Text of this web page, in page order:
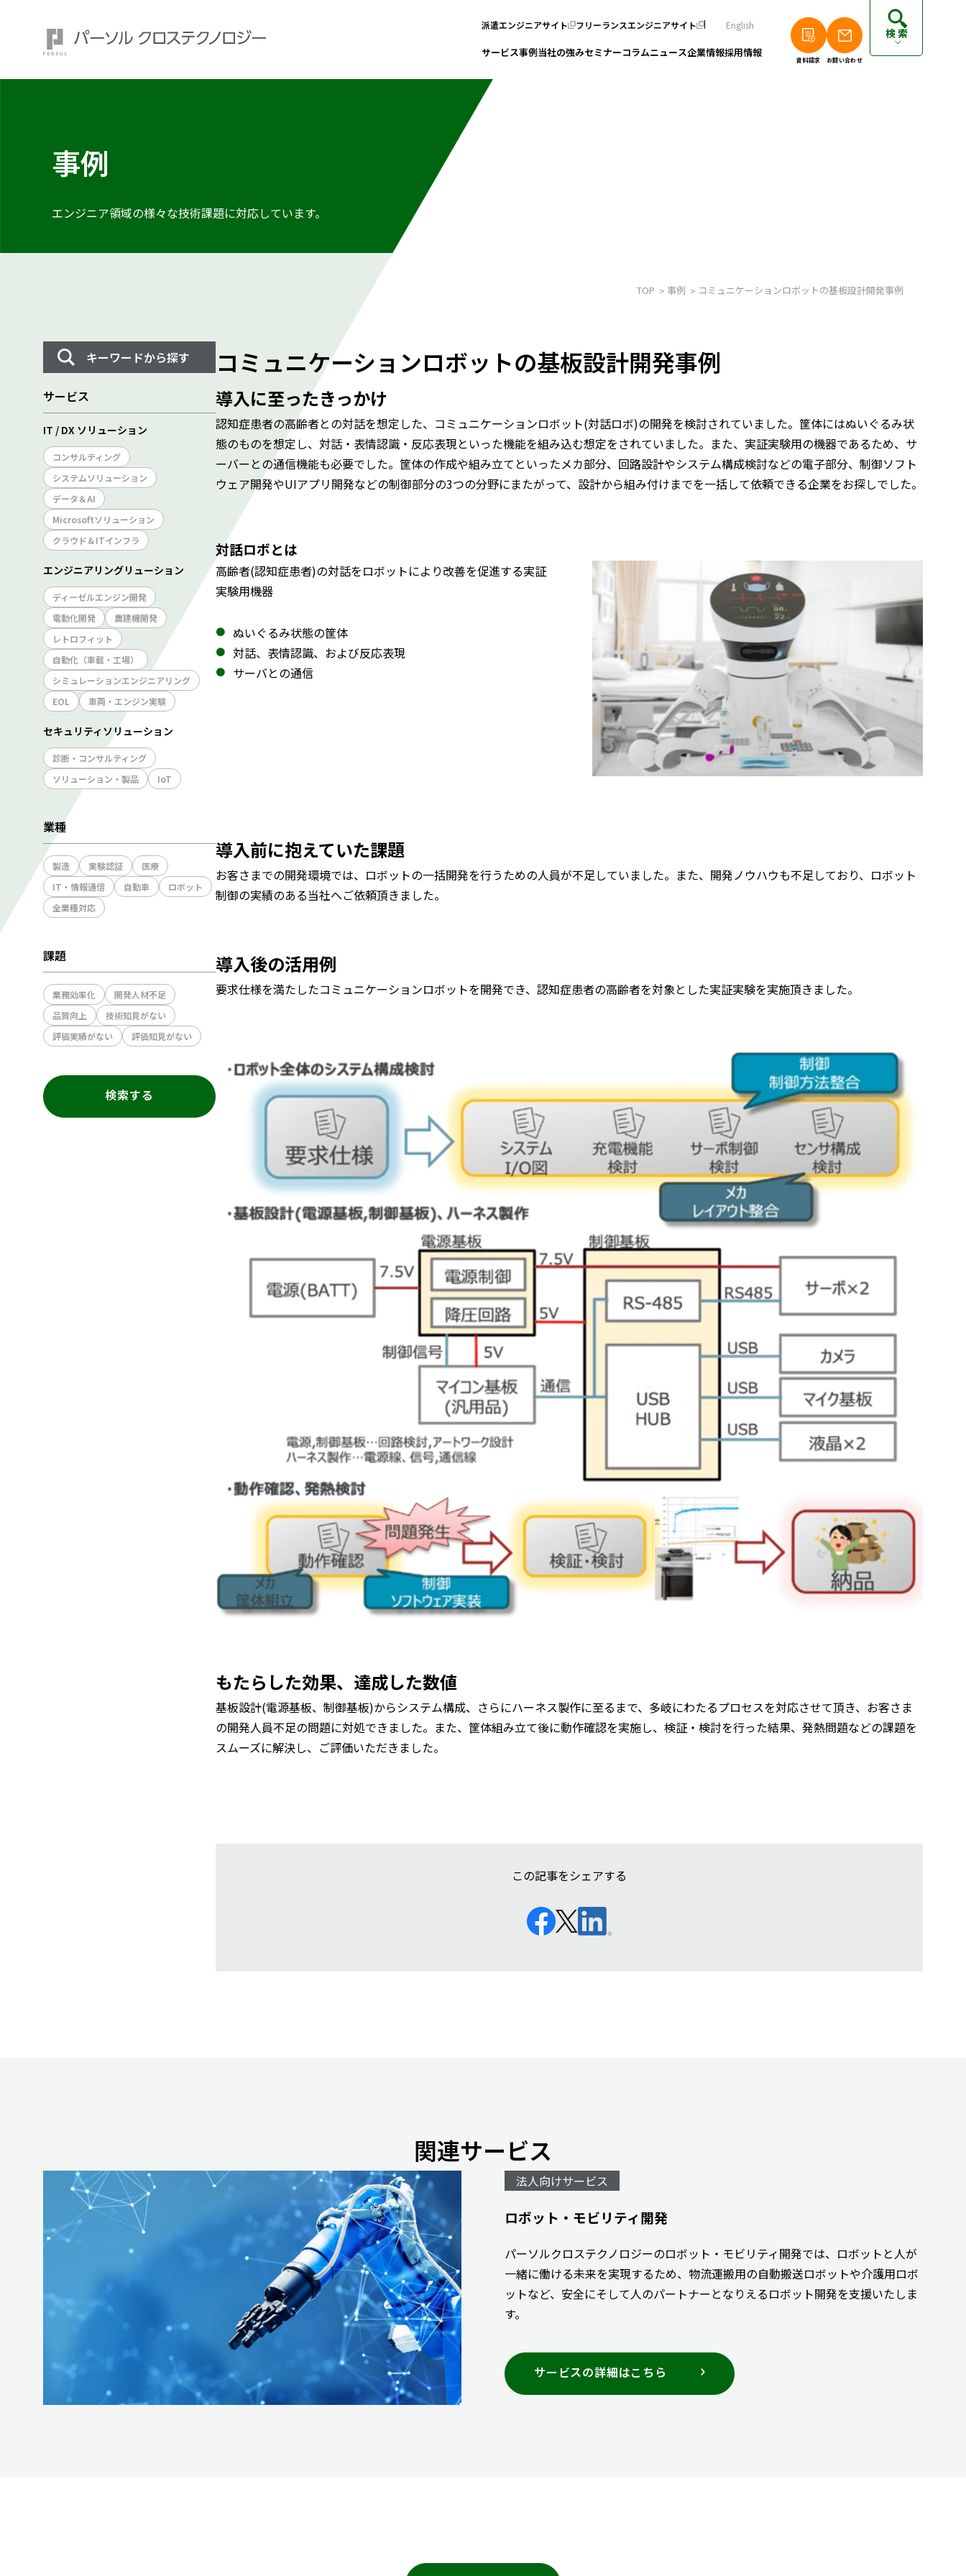
派遣エンジニアサイト フリーランスエンジニアサイト English
サービス事例当社の強みセミナーコラムニュース企業情報採用情報
資料請求 お問い合わせ
検索
事例
エンジニア領域の様々な技術課題に対応しています。
TOP 事例 コミュニケーションロボットの基板設計開発事例
キーワードから探す
サービス
IT / DX ソリューション
コンサルティング
システムソリューション
データ＆AI
Microsoftソリューション
クラウド＆ITインフラ
エンジニアリングリューション
ディーゼルエンジン開発
電動化開発
農建機開発
レトロフィット
自動化（車載・工場）
シミュレーションエンジニアリング
EOL
車両・エンジン実験
セキュリティソリューション
診断・コンサルティング
ソリューション・製品
IoT
業種
製造 実験認証
医療
IT・情報通信
自動車
ロボット
全業種対応
課題
業務効率化
開発人材不足
品質向上
技術知見がない
評価実績がない
評価知見がない
検索する
コミュニケーションロボットの基板設計開発事例
導入に至ったきっかけ
認知症患者の高齢者との対話を想定した、コミュニケーションロボット(対話ロボ)の開発を検討されていました。筐体にはぬいぐるみ状
態のものを想定し、対話・表情認識・反応表現といった機能を組み込む想定をされていました。また、実証実験用の機器であるため、サ
ーバーとの通信機能も必要でした。筐体の作成や組み立てといったメカ部分、回路設計やシステム構成検討などの電子部分、制御ソフト
ウェア開発やUIアプリ開発などの制御部分の3つの分野にまたがって、設計から組み付けまでを一括して依頼できる企業をお探しでした。
対話ロボとは
高齢者(認知症患者)の対話をロボットにより改善を促進する実証
実験用機器
ぬいぐるみ状態の筐体
対話、表情認識、および反応表現
サーバとの通信
導入前に抱えていた課題
お客さまでの開発環境では、ロボットの一括開発を行うための人員が不足していました。また、開発ノウハウも不足しており、ロボット
制御の実績のある当社へご依頼頂きました。
導入後の活用例
要求仕様を満たしたコミュニケーションロボットを開発でき、認知症患者の高齢者を対象とした実証実験を実施頂きました。
もたらした効果、達成した数値
基板設計(電源基板、制御基板)からシステム構成、さらにハーネス製作に至るまで、多岐にわたるプロセスを対応させて頂き、お客さま
の開発人員不足の問題に対処できました。また、筐体組み立て後に動作確認を実施し、検証・検討を行った結果、発熱問題などの課題を
スムーズに解決し、ご評価いただきました。
この記事をシェアする
関連サービス
法人向けサービス
ロボット・モビリティ開発
パーソルクロステクノロジーのロボット・モビリティ開発では、ロボットと人が
一緒に働ける未来を実現するため、物流運搬用の自動搬送ロボットや介護用ロボ
ットなど、安全にそして人のパートナーとなりえるロボット開発を支援いたしま
す。
サービスの詳細はこちら